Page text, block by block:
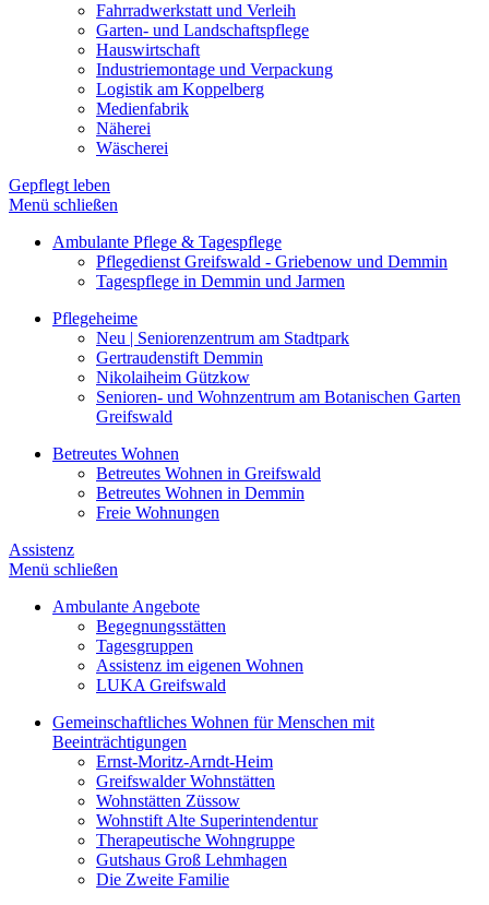
Fahrradwerkstatt und Verleih
Garten- und Landschaftspflege
Hauswirtschaft
Industriemontage und Verpackung
Logistik am Koppelberg
Medienfabrik
Näherei
Wäscherei
Gepflegt leben
Menü schließen
Ambulante Pflege & Tagespflege
Pflegedienst Greifswald - Griebenow und Demmin
Tagespflege in Demmin und Jarmen
Pflegeheime
Neu | Seniorenzentrum am Stadtpark
Gertraudenstift Demmin
Nikolaiheim Gützkow
Senioren- und Wohnzentrum am Botanischen Garten
Greifswald
Betreutes Wohnen
Betreutes Wohnen in Greifswald
Betreutes Wohnen in Demmin
Freie Wohnungen
Assistenz
Menü schließen
Ambulante Angebote
Begegnungsstätten
Tagesgruppen
Assistenz im eigenen Wohnen
LUKA Greifswald
Gemeinschaftliches Wohnen für Menschen mit
Beeinträchtigungen
Ernst-Moritz-Arndt-Heim
Greifswalder Wohnstätten
Wohnstätten Züssow
Wohnstift Alte Superintendentur
Therapeutische Wohngruppe
Gutshaus Groß Lehmhagen
Die Zweite Familie